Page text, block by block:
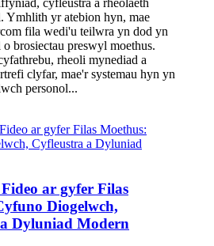
Ymhlith yr atebion hyn, mae
fila wedi'u teilwra yn dod yn
brosiectau preswyl moethus.
rheoli mynediad a
clyfar, mae'r systemau hyn yn
personol...
ar gyfer Filas
Diogelwch,
Dyluniad Modern